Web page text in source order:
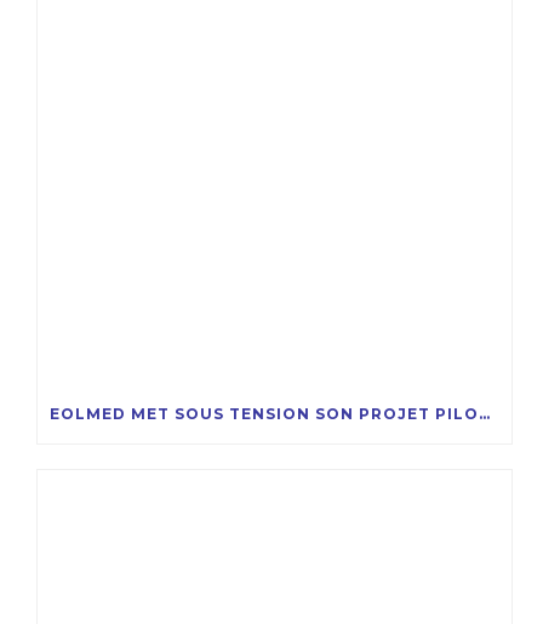
EOLMED MET SOUS TENSION SON PROJET PILOTE D’ÉOLIENNES FLOTTANTES